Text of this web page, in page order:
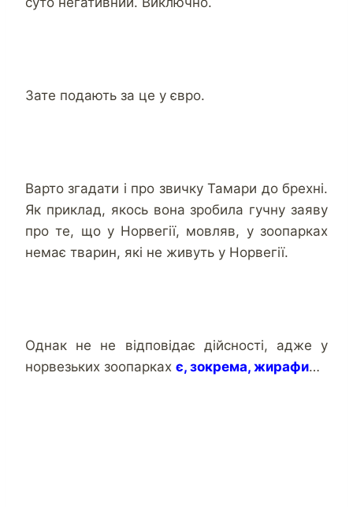
Зате подають за це у євро.
Варто згадати і про звичку Тамари до брехні.
Як приклад, якось вона зробила гучну заяву
про те, що у Норвегії, мовляв, у зоопарках
немає тварин, які не живуть у Норвегії.
Однак не не відповідає дійсності, адже у
норвезьких зоопарках є, зокрема, жирафи…